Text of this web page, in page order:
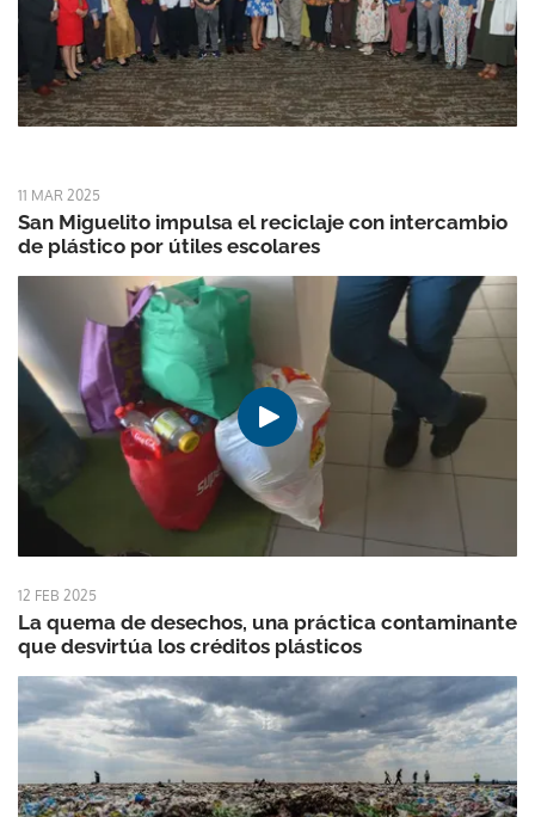
11 MAR 2025
San Miguelito impulsa el reciclaje con intercambio
de plástico por útiles escolares
12 FEB 2025
La quema de desechos, una práctica contaminante
que desvirtúa los créditos plásticos